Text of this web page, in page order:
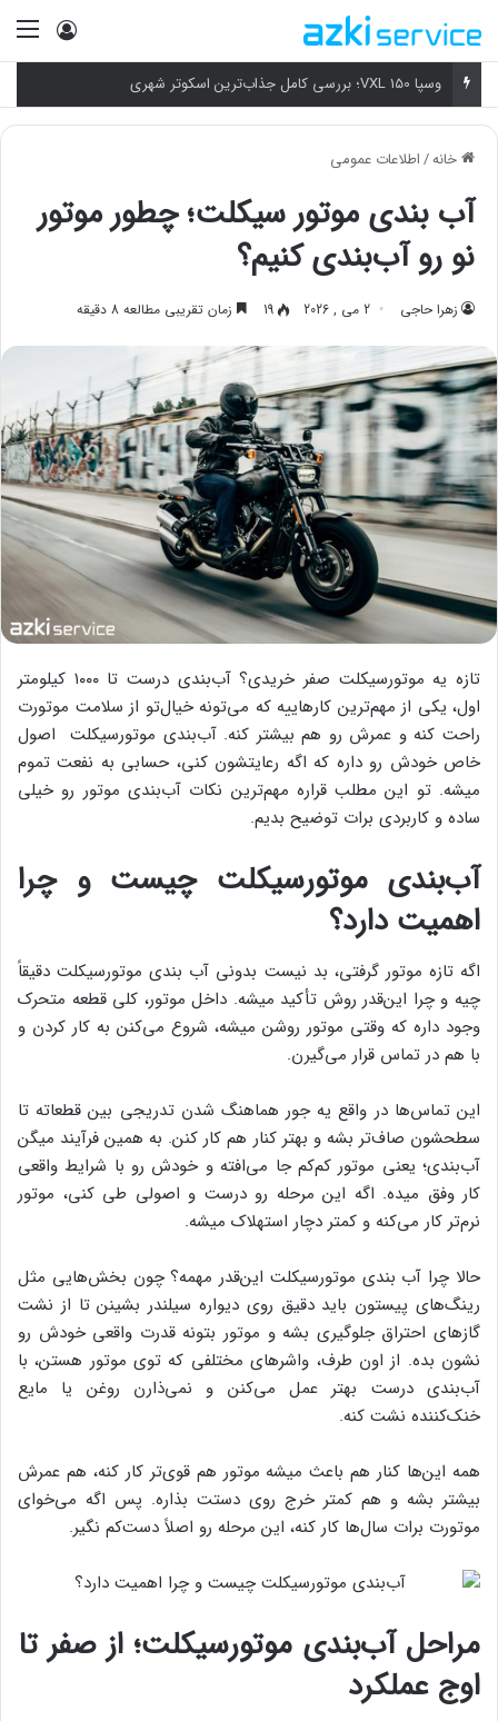
ورود
وسپا VXL 150؛ بررسی کامل جذاب‌ترین اسکوتر شهری
خانه/اطلاعات عمومی
آب بندی موتور سیکلت؛ چطور موتور
نو رو آب‌بندی کنیم؟
زهرا حاجی 2 می , 2026 19 زمان تقریبی مطالعه 8 دقیقه
تازه یه موتورسیکلت صفر خریدی؟ آب‌بندی درست تا ۱۰۰۰ کیلومتر
اول، یکی از مهم‌ترین کارهاییه که می‌تونه خیال‌تو از سلامت موتورت
راحت کنه و عمرش رو هم بیشتر کنه. آب‌بندی موتورسیکلت اصول
خاص خودش رو داره که اگه رعایتشون کنی، حسابی به نفعت تموم
میشه. تو این مطلب قراره مهم‌ترین نکات آب‌بندی موتور رو خیلی
ساده و کاربردی برات توضیح بدیم.
آب‌بندی موتورسیکلت چیست و چرا
اهمیت دارد؟
اگه تازه موتور گرفتی، بد نیست بدونی آب بندی موتورسیکلت دقیقاً
چیه و چرا این‌قدر روش تأکید میشه. داخل موتور، کلی قطعه متحرک
وجود داره که وقتی موتور روشن میشه، شروع می‌کنن به کار کردن و
با هم در تماس قرار می‌گیرن.
این تماس‌ها در واقع یه جور هماهنگ شدن تدریجی بین قطعاته تا
سطحشون صاف‌تر بشه و بهتر کنار هم کار کنن. به همین فرآیند میگن
آب‌بندی؛ یعنی موتور کم‌کم جا می‌افته و خودش رو با شرایط واقعی
کار وفق میده. اگه این مرحله رو درست و اصولی طی کنی، موتور
نرم‌تر کار می‌کنه و کمتر دچار استهلاک میشه.
حالا چرا آب بندی موتورسیکلت این‌قدر مهمه؟ چون بخش‌هایی مثل
رینگ‌های پیستون باید دقیق روی دیواره سیلندر بشینن تا از نشت
گازهای احتراق جلوگیری بشه و موتور بتونه قدرت واقعی خودش رو
نشون بده. از اون طرف، واشرهای مختلفی که توی موتور هستن، با
آب‌بندی درست بهتر عمل می‌کنن و نمی‌ذارن روغن یا مایع
خنک‌کننده نشت کنه.
همه این‌ها کنار هم باعث میشه موتور هم قوی‌تر کار کنه، هم عمرش
بیشتر بشه و هم کمتر خرج روی دستت بذاره. پس اگه می‌خوای
موتورت برات سال‌ها کار کنه، این مرحله رو اصلاً دست‌کم نگیر.
مراحل آب‌بندی موتورسیکلت؛ از صفر تا
اوج عملکرد